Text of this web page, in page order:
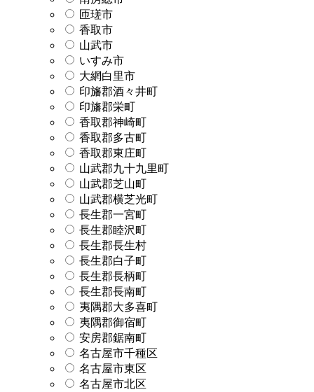
匝瑳市
香取市
山武市
いすみ市
大網白里市
印旛郡酒々井町
印旛郡栄町
香取郡神崎町
香取郡多古町
香取郡東庄町
山武郡九十九里町
山武郡芝山町
山武郡横芝光町
長生郡一宮町
長生郡睦沢町
長生郡長生村
長生郡白子町
長生郡長柄町
長生郡長南町
夷隅郡大多喜町
夷隅郡御宿町
安房郡鋸南町
名古屋市千種区
名古屋市東区
名古屋市北区